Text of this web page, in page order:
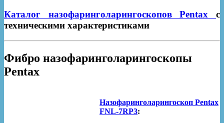
Каталог назофаринголарингоскопов Pentax с
техническими характеристиками
Фибро назофаринголарингоскопы
Pentax
Назофаринголарингоскоп Pentax
FNL-7RP3: